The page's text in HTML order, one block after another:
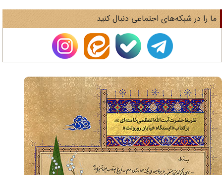
را در شبکه‌های اجتماعی دنبال کنید